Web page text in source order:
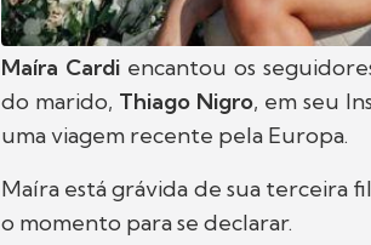
Maíra Cardiencantou os
do marido, Thiago Nigro, em seu
uma viagem recente pela Europa.
Maíra está grávida de sua terceira
o momento para se declarar.